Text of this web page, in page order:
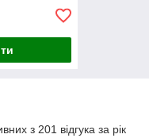
з 201 відгука за рік